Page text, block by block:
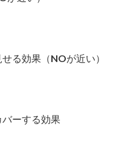
る効果（NOが近い）
ーする効果